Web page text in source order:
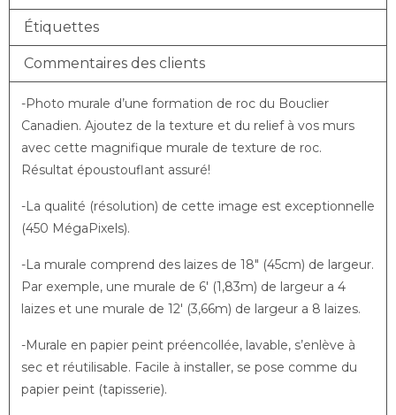
Étiquettes
Commentaires des clients
-Photo murale d’une formation de roc du Bouclier
Canadien. Ajoutez de la texture et du relief à vos murs
avec cette magnifique murale de texture de roc.
Résultat époustouflant assuré!
-La qualité (résolution) de cette image est exceptionnelle
(450 MégaPixels).
-La murale comprend des laizes de 18″ (45cm) de largeur.
Par exemple, une murale de 6′ (1,83m) de largeur a 4
laizes et une murale de 12′ (3,66m) de largeur a 8 laizes.
-Murale en papier peint préencollée, lavable, s’enlève à
sec et réutilisable. Facile à installer, se pose comme du
papier peint (tapisserie).